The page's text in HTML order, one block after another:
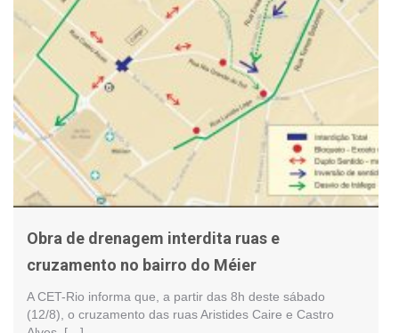
Obra de drenagem interdita ruas e
cruzamento no bairro do Méier
A CET-Rio informa que, a partir das 8h deste sábado
(12/8), o cruzamento das ruas Aristides Caire e Castro